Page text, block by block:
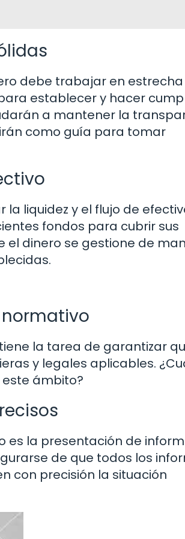
debe trabajar en estrecha
establecer y hacer
a mantener la
como guía para tomar
liquidez y el flujo de
fondos para cubrir sus
el dinero se gestione de
la tarea de garantizar
y legales aplicables.
ámbito?
es la presentación de
de que todos los
con precisión la situación